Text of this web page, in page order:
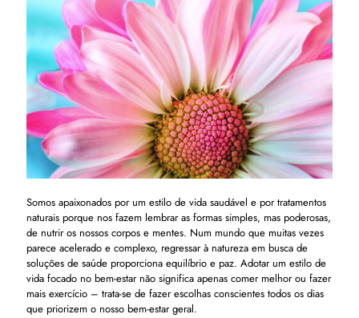
Somos apaixonados por um estilo de vida saudável e por tratamentos
naturais porque nos fazem lembrar as formas simples, mas poderosas,
de nutrir os nossos corpos e mentes. Num mundo que muitas vezes
parece acelerado e complexo, regressar à natureza em busca de
soluções de saúde proporciona equilíbrio e paz. Adotar um estilo de
vida focado no bem-estar não significa apenas comer melhor ou fazer
mais exercício – trata-se de fazer escolhas conscientes todos os dias
que priorizem o nosso bem-estar geral.